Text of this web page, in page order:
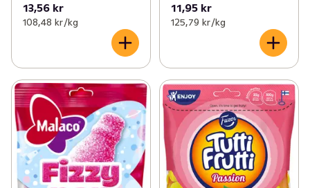
13,56 kr
108,48 kr /kg
11,95 kr
125,79 kr /kg